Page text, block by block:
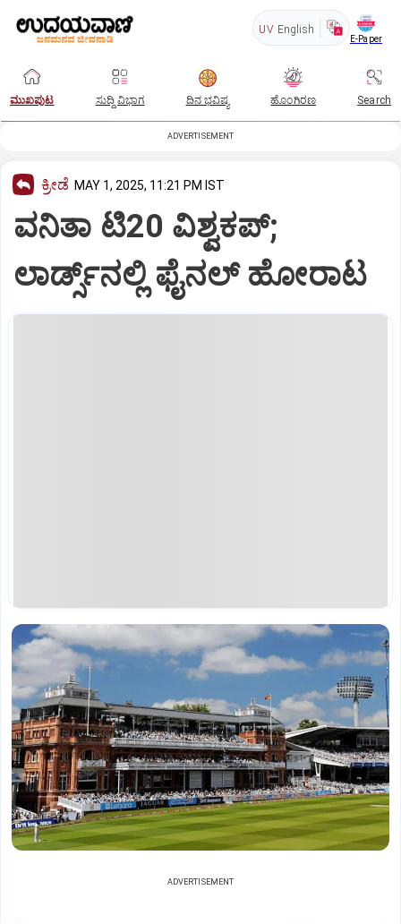
UV English
E-Paper
ಮುಖಪುಟ ಸುದ್ದಿ ವಿಭಾಗ ದಿನ ಭವಿಷ್ಯ ಹೊಂಗಿರಣ Search
ADVERTISEMENT
ಕ್ರೀಡೆ MAY 1, 2025, 11:21 PM IST
ವನಿತಾ ಟಿ20 ವಿಶ್ವಕಪ್‌;
ಲಾರ್ಡ್ಸ್‌ನಲ್ಲಿ ಫೈನಲ್‌ ಹೋರಾಟ
ADVERTISEMENT